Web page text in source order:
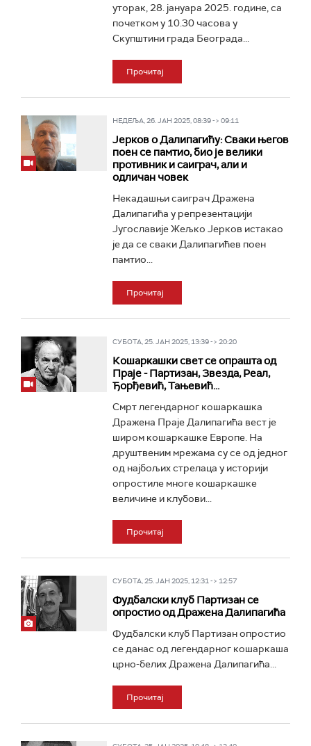
уторак, 28. јануара 2025. године, са
почетком у 10.30 часова у
Скупштини града Београда...
Прочитај
НЕДЕЉА, 26. ЈАН 2025, 08:39 -> 09:11
Јерков о Далипагићу: Сваки његов
поен се памтио, био је велики
противник и саиграч, али и
одличан човек
Некадашњи саиграч Дражена
Далипагића у репрезентацији
Југославије Жељко Јерков истакао
је да се сваки Далипагићев поен
памтио...
Прочитај
СУБОТА, 25. ЈАН 2025, 13:39 -> 20:20
Кошаркашки свет се опрашта од
Праје - Партизан, Звезда, Реал,
Ђорђевић, Тањевић...
Смрт легендарног кошаркашка
Дражена Праје Далипагића вест је
широм кошаркашке Европе. На
друштвеним мрежама су се од једног
од најбољих стрелаца у историји
опростиле многе кошаркашке
величине и клубови...
Прочитај
СУБОТА, 25. ЈАН 2025, 12:31 -> 12:57
Фудбалски клуб Партизан се
опростио од Дражена Далипагића
Фудбалски клуб Партизан опростио
се данас од легендарног кошаркаша
црно-белих Дражена Далипагића...
Прочитај